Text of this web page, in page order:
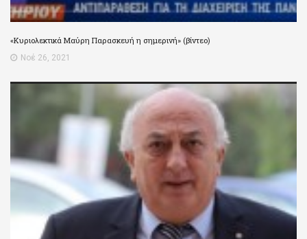
«Κυριολεκτικά Μαύρη Παρασκευή η σημερινή» (βίντεο)
Νοέ 26, 2021